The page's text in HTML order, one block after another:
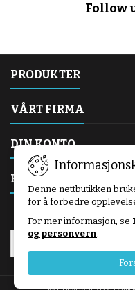
Follow
PRODUKTER
VÅRT FIRMA
DIN KONTO
KONTAKT
Denne nettbutikken
for å forbedre
For mer informasjon, se
og personvern.